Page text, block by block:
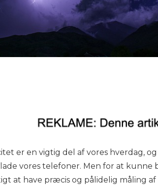
er en vigtig del af vores hverdag,
vores telefoner. Men for at
at have præcis og pålidelig måling